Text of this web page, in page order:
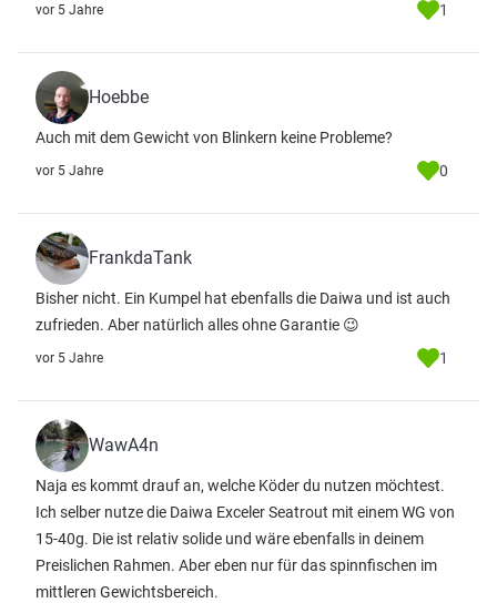
vor 5 Jahre 1
Hoebbe
Auch mit dem Gewicht von Blinkern keine Probleme?
vor 5 Jahre 0
FrankdaTank
Bisher nicht. Ein Kumpel hat ebenfalls die Daiwa und ist auch
zufrieden. Aber natürlich alles ohne Garantie 😉
vor 5 Jahre 1
WawA4n
Naja es kommt drauf an, welche Köder du nutzen möchtest.
Ich selber nutze die Daiwa Exceler Seatrout mit einem WG von
15-40g. Die ist relativ solide und wäre ebenfalls in deinem
Preislichen Rahmen. Aber eben nur für das spinnfischen im
mittleren Gewichtsbereich.